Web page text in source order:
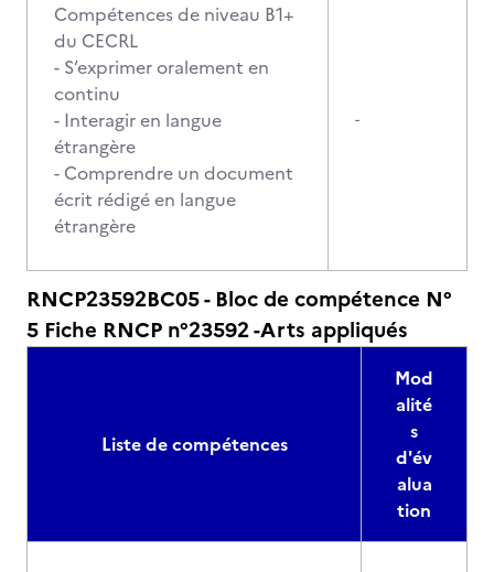
Compétences de niveau B1+
du CECRL
- S’exprimer oralement en
continu
- Interagir en langue
étrangère
- Comprendre un document
écrit rédigé en langue
étrangère
-
RNCP23592BC05 - Bloc de compétence N°
5 Fiche RNCP n°23592 -Arts appliqués
Liste de compétences
Mod
alité
s
d'év
alua
tion